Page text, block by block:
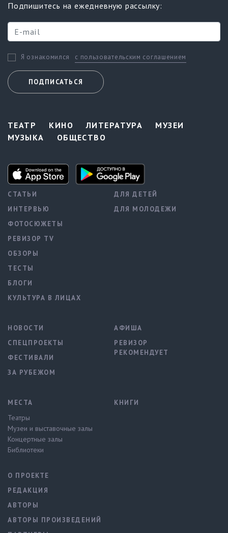
Подпишитесь на ежедневную рассылку:
Я ознакомился с пользовательским соглашением
ПОДПИСАТЬСЯ
ТЕАТР КИНО ЛИТЕРАТУРА
МУЗЕИ
МУЗЫКА
ОБЩЕСТВО
СТАТЬИ
ИНТЕРВЬЮ
ФОТОСЮЖЕТЫ
РЕВИЗОР TV
ОБЗОРЫ
ТЕСТЫ
БЛОГИ
КУЛЬТУРА В ЛИЦАХ
ДЛЯ ДЕТЕЙ
ДЛЯ МОЛОДЕЖИ
НОВОСТИ
СПЕЦПРОЕКТЫ
ФЕСТИВАЛИ
ЗА РУБЕЖОМ
АФИША
РЕВИЗОР
РЕКОМЕНДУЕТ
МЕСТА
Театры
Музеи и выставочные залы
Концертные залы
Библиотеки
КНИГИ
О ПРОЕКТЕ
РЕДАКЦИЯ
АВТОРЫ
АВТОРЫ ПРОИЗВЕДЕНИЙ